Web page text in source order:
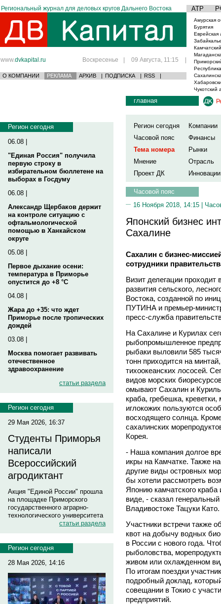
Региональный журнал для деловых кругов Дальнего Востока АТР
www.dvkapital.ru Воскресенье | 09 Августа, 11:15 |
О КОМПАНИИ РЕКЛАМА АРХИВ | ПОДПИСКА | RSS |
Амурская
Бурятия
Еврейская
Чукотский
Регион сегодня
06.08 |
"Единая Россия" получила
первую строку в
избирательном бюллетене на
выборах в Госдуму
06.08 |
Александр Щербаков держит
на контроле ситуацию с
офтальмологической
помощью в Ханкайском
округе
05.08 |
Первое дыхание осени:
температура в Приморье
опустится до +8 °C
04.08 |
Жара до +35: что ждет
Приморье после тропических
дождей
03.08 |
Москва помогает развивать
отечественное
здравоохранение
статьи раздела
Регион сегодня
29 Мая 2026, 16:37
Студенты Приморья
написали
Всероссийский
агродиктант
Акция "Единой России" прошла
на площадке Приморского
государственного аграрно-
технологического университета
статьи раздела
Регион сегодня
28 Мая 2026, 14:16
главная
Регион сегодня
Компании
Часовой пояс
Финансы
Тема номера
Рынки
Мнение
Отрасль
Проект ДК
Инновации
Часовой пояс
16 Ноября 2018, 14:15 |
Японский бизнес
Сахалине
Сахалин с бизнес-
сотрудники
Визит делегации
развития сельского,
Востока, созданной по
ПУТИНА и премьер-
пресс-служба
На Сахалине и Курилах
рыбопромышленное
рыбаки выловили 585
тонн приходится на
тихоокеанских лососей.
видов морских
омывают Сахалин и
краба, гребешка,
иглокожих пользуются
восходящего солнца.
сахалинских
Корея.
- Наша компания долгое
икры на Камчатке. Также
другие виды островных
бы хотели рассмотреть
Японию камчатского краба
виде, - сказал
Владивостоке Тацуки Като.
Участники встречи также
квот на добычу водных
в России с нового года.
рыболовства,
живом или охлажденном
По итогам поездки
подробный доклад,
совещании в Токио с
предприятий.